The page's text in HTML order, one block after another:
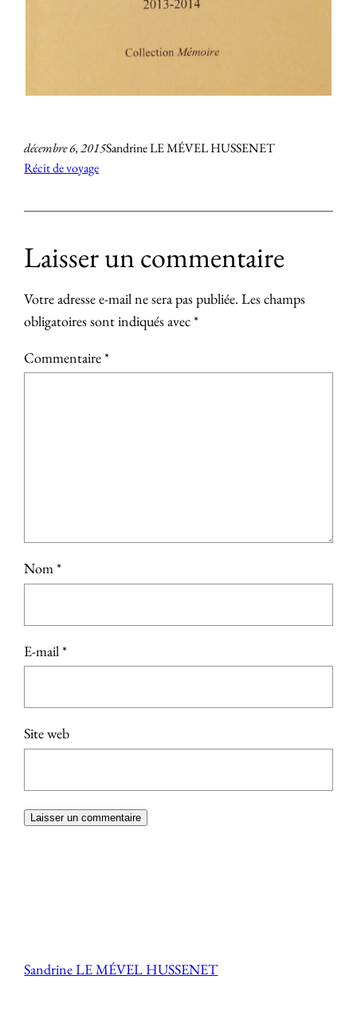
décembre 6, 2015Sandrine LE MÉVEL HUSSENET
Récit de voyage
Laisser un commentaire
Votre adresse e-mail ne sera pas publiée. Les champs
obligatoires sont indiqués avec*
Commentaire*
Nom*
E-mail*
Site web
Sandrine LE MÉVEL HUSSENET